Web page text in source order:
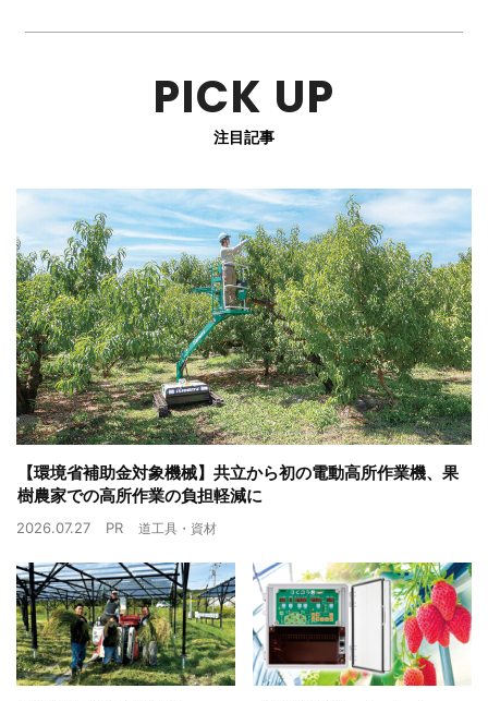
PICK UP
注目記事
【環境省補助金対象機械】共立から初の電動高所作業機、果
樹農家での高所作業の負担軽減に
2026.07.27 PR 道工具・資材